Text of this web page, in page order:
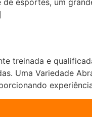
treinada e
Uma Variedade